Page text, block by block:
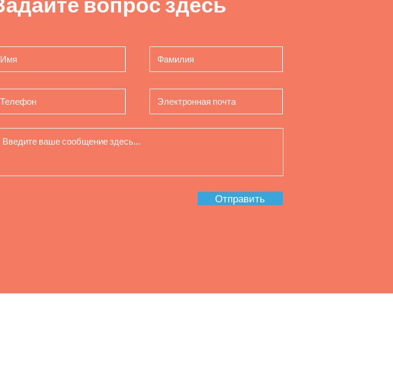
Отправить